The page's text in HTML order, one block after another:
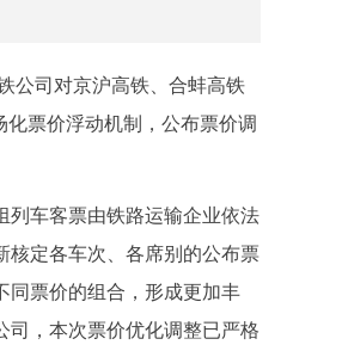
公司对京沪高铁、合蚌高铁
化票价浮动机制，公布票价调
列车客票由铁路运输企业依法
核定各车次、各席别的公布票
同票价的组合，形成更加丰
司，本次票价优化调整已严格